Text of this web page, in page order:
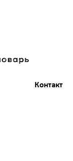
Контакт